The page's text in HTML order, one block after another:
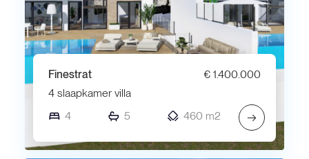
Finestrat
€ 1.400.000
4 slaapkamer villa
4
5 460 m2 →